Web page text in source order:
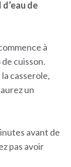
d’eau de
à
cuisson.
casserole,
un
avant de
pas avoir